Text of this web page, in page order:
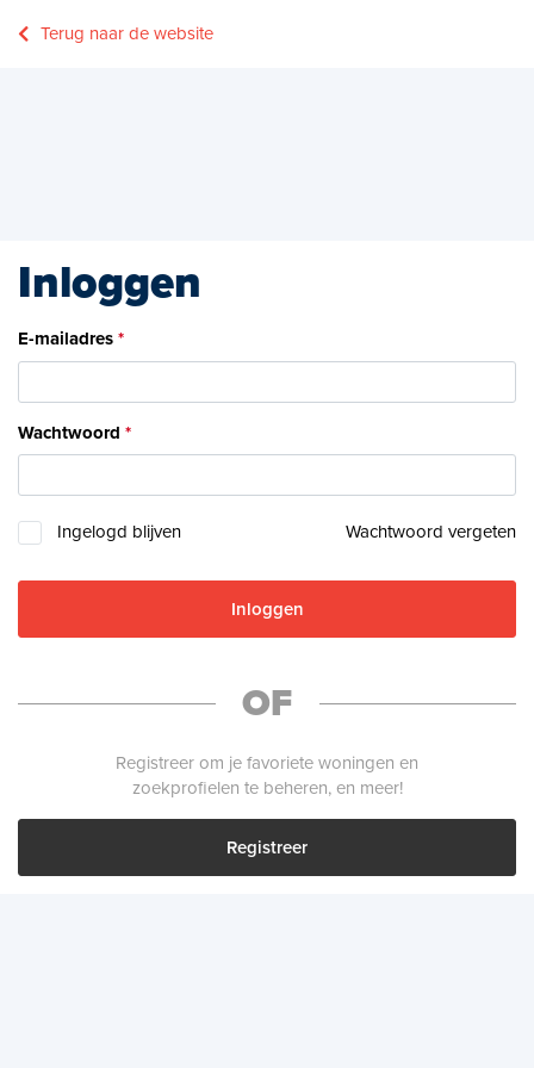
Terug naar de website
Inloggen
E-mailadres
Wachtwoord
Ingelogd blijven Wachtwoord vergeten
Inloggen
OF
Registreer om je favoriete woningen en
zoekprofielen te beheren, en meer!
Registreer